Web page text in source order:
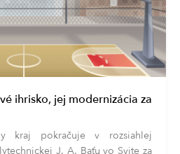
ihrisko, jej modernizácia za
kraj pokračuje v rozsiahlej
J. A. Baťu vo Svite za